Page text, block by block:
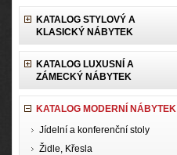
KATALOG STYLOVÝ A
KLASICKÝ NÁBYTEK
KATALOG LUXUSNÍ A
ZÁMECKÝ NÁBYTEK
KATALOG MODERNÍ NÁBYTEK
Jídelní a konferenční stoly
Židle, Křesla